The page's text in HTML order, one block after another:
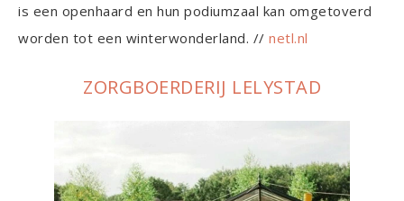
is een openhaard en hun podiumzaal kan omgetoverd
worden tot een winterwonderland. // netl.nl
ZORGBOERDERIJ LELYSTAD